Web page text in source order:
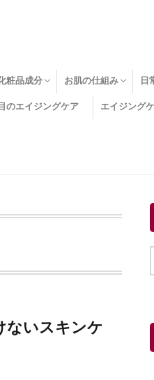
粧品成分
粧品(成分)
分
お肌の仕組み
エイジング
ターンオーバー
皮下組織
表皮
真皮
表皮常在菌
女性ホルモン
その他
日
糖
便
目のエイジングケア エイジング
ないスキンケ